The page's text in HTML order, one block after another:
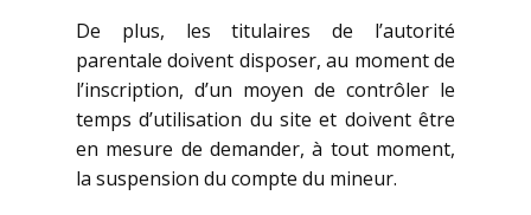
De plus, les titulaires de l’autorité
parentale doivent disposer, au moment de
l’inscription, d’un moyen de contrôler le
temps d’utilisation du site et doivent être
en mesure de demander, à tout moment,
la suspension du compte du mineur.